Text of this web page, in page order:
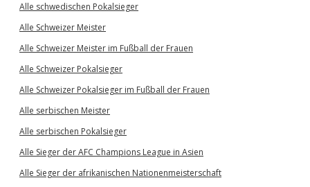
Alle schwedischen Pokalsieger
Alle Schweizer Meister
Alle Schweizer Meister im Fußball der Frauen
Alle Schweizer Pokalsieger
Alle Schweizer Pokalsieger im Fußball der Frauen
Alle serbischen Meister
Alle serbischen Pokalsieger
Alle Sieger der AFC Champions League in Asien
Alle Sieger der afrikanischen Nationenmeisterschaft